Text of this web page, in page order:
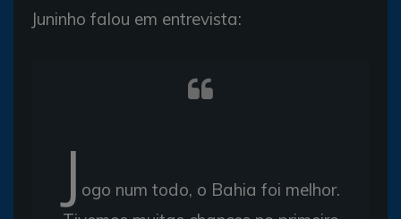
Juninho falou em entrevista:
J ogo num todo, o Bahia foi melhor.